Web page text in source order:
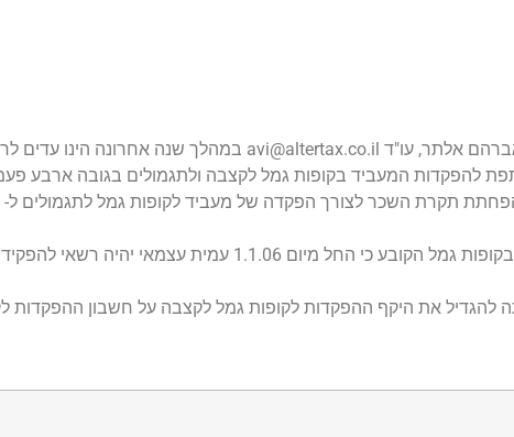
אלתר, עו"ד avi@altertax.co.il במהלך שנה אחרונה הינו עדים
להפקדות המעביד בקופות גמל לקצבה ולתגמולים בגובה ארבע
האחרון בתחום ההפקדות של עצמאים בקופות גמל הקובע כי החל
להגדיל את היקף ההפקדות לקופות גמל לקצבה על חשבון ההפקדות